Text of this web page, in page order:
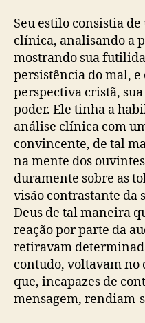
Seu estilo consistia
clínica, analisando a
mostrando sua
persistência do mal,
perspectiva cristã,
poder. Ele tinha a
análise clínica com
convincente, de tal
na mente dos
duramente sobre as
visão contrastante da
Deus de tal maneira
reação por parte da
retiravam
contudo, voltavam no
que, incapazes de
mensagem, rendiam-